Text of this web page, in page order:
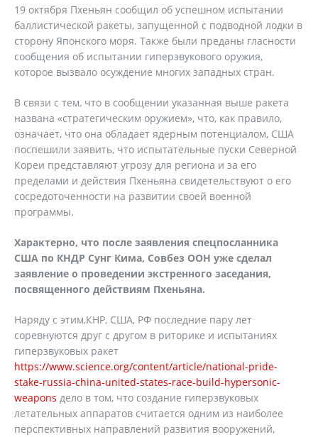
19 октября Пхеньян сообщил об успешном испытании
баллистической ракеты, запущенной с подводной лодки в
сторону Японского моря. Также были преданы гласности
сообщения об испытании гиперзвукового оружия,
которое вызвало осуждение многих западных стран.
В связи с тем, что в сообщении указанная выше ракета
названа «стратегическим оружием», что, как правило,
означает, что она обладает ядерным потенциалом, США
поспешили заявить, что испытательные пуски Северной
Кореи представляют угрозу для региона и за его
пределами и действия Пхеньяна свидетельствуют о его
сосредоточенности на развитии своей военной
программы.
Характерно, что после заявления спецпосланника
США по КНДР Сунг Кима, Совбез ООН уже сделал
заявление о проведении экстренного заседания,
посвященного действиям Пхеньяна.
Наряду с этим,КНР, США, РФ последние пару лет
соревнуются друг с другом в риторике и испытаниях
гиперзвуковых ракет
https://www.science.org/content/article/national-pride-
stake-russia-china-united-states-race-build-hypersonic-
weapons дело в том, что создание гиперзвуковых
летательных аппаратов считается одним из наиболее
перспективных направлений развития вооружений,